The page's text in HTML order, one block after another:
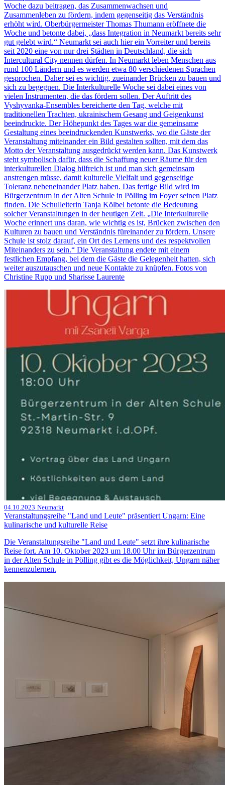
Woche dazu beitragen, das Zusammenwachsen und
Zusammenleben zu fördern, indem gegenseitig das Verständnis
erhöht wird. Oberbürgermeister Thomas Thumann eröffnete die
Woche und betonte dabei, „dass Integration in Neumarkt bereits sehr
gut gelebt wird.“ Neumarkt sei auch hier ein Vorreiter und bereits
seit 2020 eine von nur drei Städten in Deutschland, die sich
Intercultural City nennen dürfen. In Neumarkt leben Menschen aus
rund 100 Ländern und es werden etwa 80 verschiedenen Sprachen
gesprochen. Daher sei es wichtig, zueinander Brücken zu bauen und
sich zu begegnen. Die Interkulturelle Woche sei dabei eines von
vielen Instrumenten, die das fördern sollen. Der Auftritt des
Vyshyvanka-Ensembles bereicherte den Tag, welche mit
traditionellen Trachten, ukrainischem Gesang und Geigenkunst
beeindruckte. Der Höhepunkt des Tages war die gemeinsame
Gestaltung eines beeindruckenden Kunstwerks, wo die Gäste der
Veranstaltung miteinander ein Bild gestalten sollten, mit dem das
Motto der Veranstaltung ausgedrückt werden kann. Das Kunstwerk
steht symbolisch dafür, dass die Schaffung neuer Räume für den
interkulturellen Dialog hilfreich ist und man sich gemeinsam
anstrengen müsse, damit kulturelle Vielfalt und gegenseitige
Toleranz nebeneinander Platz haben. Das fertige Bild wird im
Bürgerzentrum in der Alten Schule in Pölling im Foyer seinen Platz
finden. Die Schulleiterin Tanja Kölbel betonte die Bedeutung
solcher Veranstaltungen in der heutigen Zeit. „Die Interkulturelle
Woche erinnert uns daran, wie wichtig es ist, Brücken zwischen den
Kulturen zu bauen und Verständnis füreinander zu fördern. Unsere
Schule ist stolz darauf, ein Ort des Lernens und des respektvollen
Miteinanders zu sein.“ Die Veranstaltung endete mit einem
festlichen Empfang, bei dem die Gäste die Gelegenheit hatten, sich
weiter auszutauschen und neue Kontakte zu knüpfen. Fotos von
Christine Rupp und Sharisse Laurente
04.10.2023 Neumarkt
Veranstaltungsreihe "Land und Leute" präsentiert Ungarn: Eine
kulinarische und kulturelle Reise
Die Veranstaltungsreihe "Land und Leute" setzt ihre kulinarische
Reise fort. Am 10. Oktober 2023 um 18.00 Uhr im Bürgerzentrum
in der Alten Schule in Pölling gibt es die Möglichkeit, Ungarn näher
kennenzulernen.